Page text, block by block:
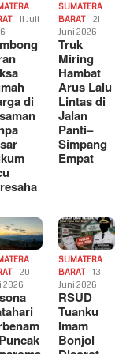
11 Juli
di
SUMATERA
BARAT
21
Juni 2026
Truk
Miring
Hambat
Arus Lalu
Lintas di
Jalan
Panti–
Simpang
Empat
20
2026
SUMATERA
BARAT
13
Juni 2026
RSUD
Tuanku
Imam
Bonjol